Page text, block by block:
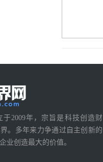
于2009年，宗旨是科技创造财
。多年来力争通过自主创新的
业创造最大的价值。